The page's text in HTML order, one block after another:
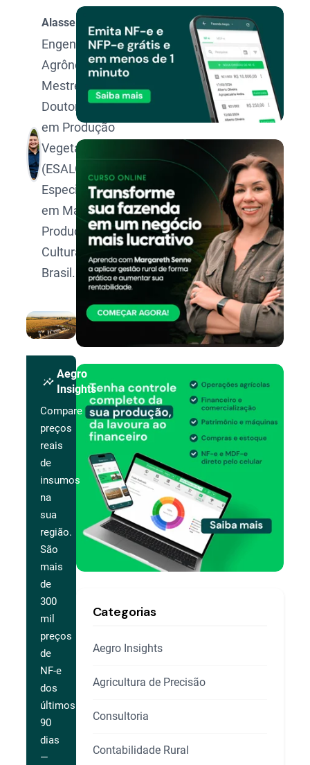
Alasse Oliveira
Engenheiro
Agrônomo,
Mestre e
Doutorando
em Produção
Vegetal pela
(ESALQ/USP).
Especialista
em Manejo e
Produção de
Culturas no
Brasil.
insights
Aegro
Insights
Compare
preços
reais
de
insumos
na
sua
região.
São
mais
de
300
mil
preços
de
NF-e
dos
últimos
90
dias
—
Categorias
Aegro Insights
Agricultura de Precisão
Consultoria
Contabilidade Rural